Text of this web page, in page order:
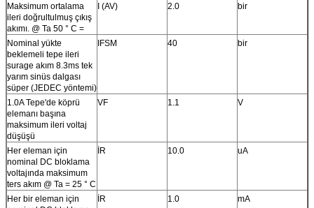
Maksimum ortalama
ileri doğrultulmuş çıkış
akımı. @ Ta 50 ° C =
I (AV) 2.0 bir
Nominal yükte
beklemeli tepe ileri
surage akım 8.3ms tek
yarım sinüs dalgası
süper (JEDEC yöntemi)
IFSM 40 bir
1.0A Tepe'de köprü
elemanı başına
maksimum ileri voltaj
düşüşü
VF 1.1 V
Her eleman için
nominal DC bloklama
voltajında ​​maksimum
ters akım @ Ta = 25 ° C
İR 10.0 uA
Her bir eleman için
İR 1.0 mA